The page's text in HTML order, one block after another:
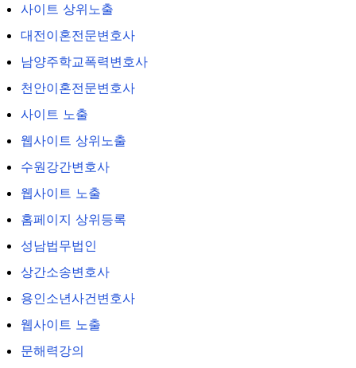
사이트 상위노출
대전이혼전문변호사
남양주학교폭력변호사
천안이혼전문변호사
사이트 노출
웹사이트 상위노출
수원강간변호사
웹사이트 노출
홈페이지 상위등록
성남법무법인
상간소송변호사
용인소년사건변호사
웹사이트 노출
문해력강의